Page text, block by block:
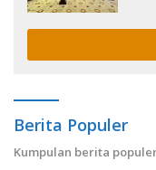
Berita Populer
Kumpulan berita